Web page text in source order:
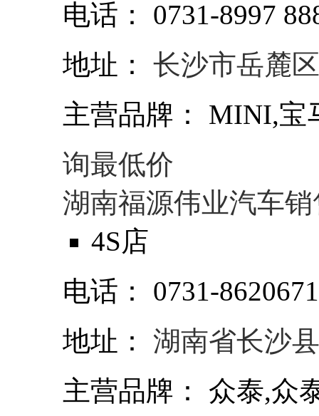
电话：
0731-8997
地址：
长沙市岳麓
主营品牌：
MINI,宝
询最低价
湖南福源伟业汽车
4S店
电话：
0731-
地址：
湖南省长沙
主营品牌：
众泰,众